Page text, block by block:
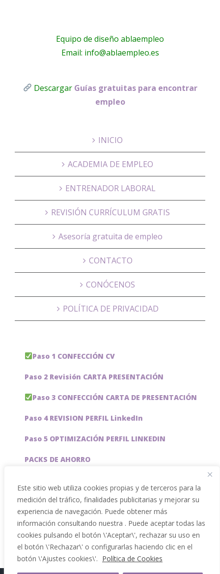
Este sitio web utiliza cookies propias y de terceros para la
medición del tráfico, finalidades publicitarias y mejorar su
experiencia de navegación. Puede obtener más
información consultando nuestra . Puede aceptar todas las
cookies pulsando el botón \'Aceptar\', rechazar su uso en
el botón \'Rechazar\' o configurarlas haciendo clic en el
botón \'Ajustes cookies\'. Política de Cookies
Equipo de diseño ablaempleo
Email: info@ablaempleo.es
Descargar Guías gratuitas para encontrar
empleo
INICIO
ACADEMIA DE EMPLEO
ENTRENADOR LABORAL
REVISIÓN CURRÍCULUM GRATIS
Asesoría gratuita de empleo
CONTACTO
CONÓCENOS
POLÍTICA DE PRIVACIDAD
Paso 1 CONFECCIÓN CV
Paso 2 Revisión CARTA PRESENTACIÓN
Paso 3 CONFECCIÓN CARTA DE PRESENTACIÓN
Paso 4 REVISION PERFIL LinkedIn
Paso 5 OPTIMIZACIÓN PERFIL LINKEDIN
PACKS DE AHORRO
Servicios especiales